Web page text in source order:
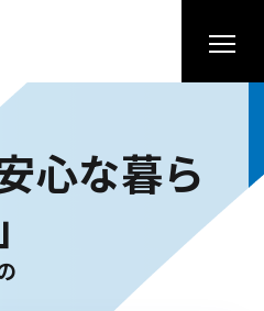
心な暮ら